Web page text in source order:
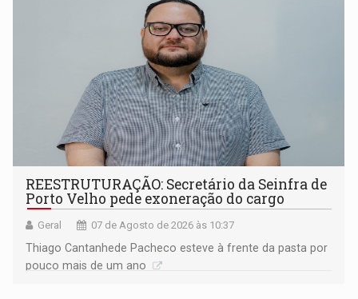
REESTRUTURAÇÃO: Secretário da Seinfra de
Porto Velho pede exoneração do cargo
Geral 07 de Agosto de 2026 às 10:37
Thiago Cantanhede Pacheco esteve à frente da pasta por
pouco mais de um ano